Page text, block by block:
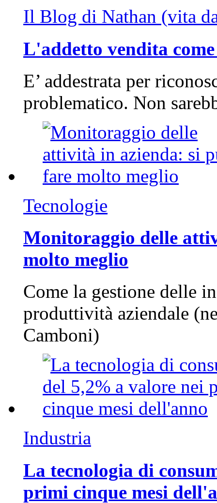
Il Blog di Nathan (vita
L'addetto vendita
E’ addestrata per
problematico. Non
Tecnologie
Monitoraggio delle
molto meglio
Come la gestione delle
produttività aziendale
Camboni)
Industria
La tecnologia di
primi cinque mesi